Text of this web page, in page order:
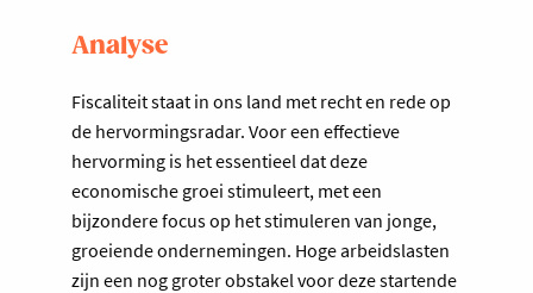
Analyse
Fiscaliteit staat in ons land met recht en rede op
de hervormingsradar. Voor een effectieve
hervorming is het essentieel dat deze
economische groei stimuleert, met een
bijzondere focus op het stimuleren van jonge,
groeiende ondernemingen. Hoge arbeidslasten
zijn een nog groter obstakel voor deze startende